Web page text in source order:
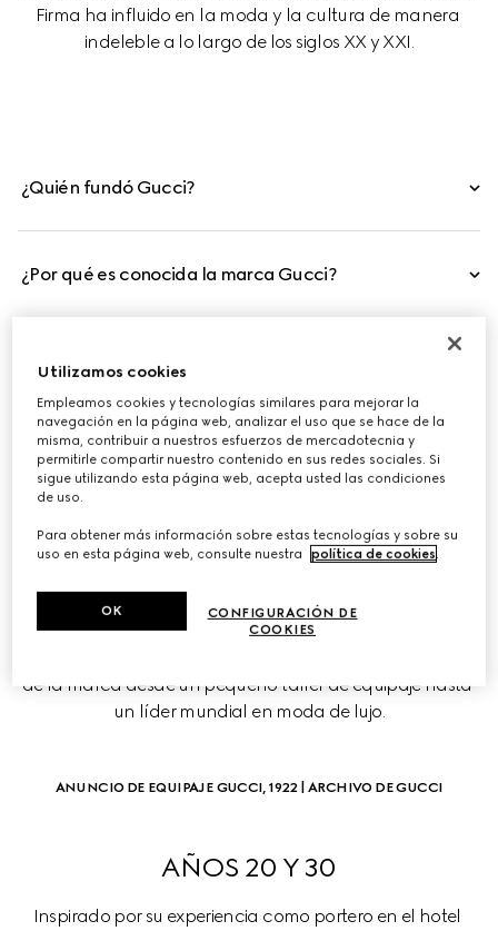
Firma ha influido en la moda y la cultura de manera
indeleble a lo largo de los siglos XX y XXI.
¿Quién fundó Gucci?
¿Por qué es conocida la marca Gucci?
¿Gucci es una firma italiana?
LA CRONOLOGÍA DE
GUCCI
La historia de la Firma, que abarca más de un siglo,
revela una visión en continua evolución. Cada década
de la marca desde un pequeño taller de equipaje hasta
un líder mundial en moda de lujo.
ANUNCIO DE EQUIPAJE GUCCI, 1922 | ARCHIVO DE GUCCI
AÑOS 20 Y 30
Inspirado por su experiencia como portero en el hotel
Utilizamos cookies
Empleamos cookies y tecnologías similares para mejorar la
navegación en la página web, analizar el uso que se hace de la
misma, contribuir a nuestros esfuerzos de mercadotecnia y
permitirle compartir nuestro contenido en sus redes sociales. Si
sigue utilizando esta página web, acepta usted las condiciones
de uso.
Para obtener más información sobre estas tecnologías y sobre su
uso en esta página web, consulte nuestra
política de cookies
CONFIGURACIÓN DE
COOKIES
OK